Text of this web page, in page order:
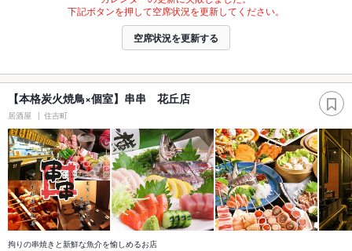
下記ボタンを押して空席状況を更新してください。
空席状況を更新する
【本格炭火焼鳥×個室】串串 花丘店
居酒屋 住吉町
拘りの串焼きと新鮮な魚介を愉しめるお店